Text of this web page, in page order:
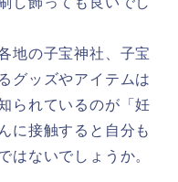
地の子宝神社、子宝
グッズやアイテムは
られているのが「妊
に接触すると自分も
はないでしょうか。